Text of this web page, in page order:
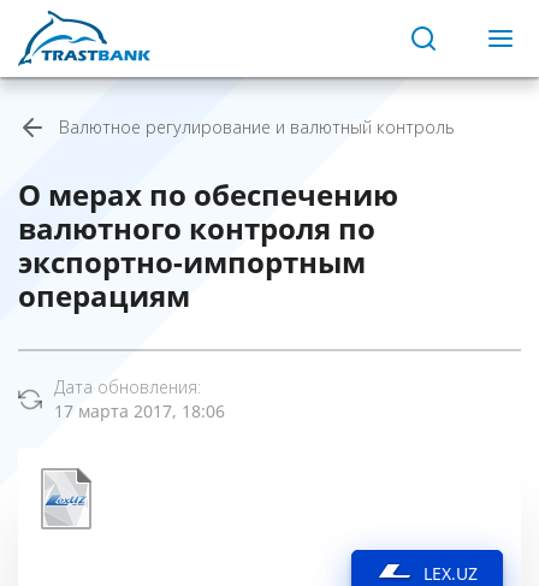
Валютное регулирование и валютный контроль
О мерах по обеспечению
валютного контроля по
экспортно-импортным
операциям
Дата обновления:
17 марта 2017, 18:06
LEX.UZ